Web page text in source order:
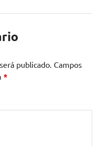
publicado. Campos
*